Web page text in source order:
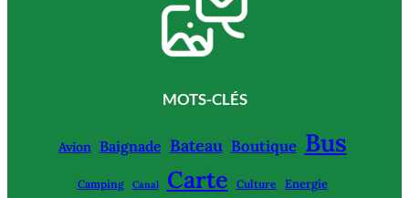
MOTS-CLÉS
Avion Baignade Bateau Boutique Bus
Camping Canal Carte Culture Energie